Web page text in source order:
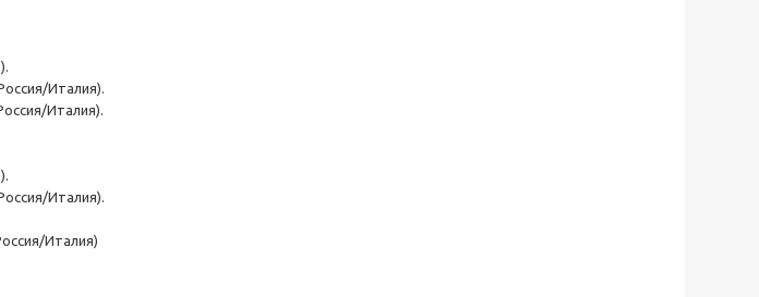
Италия).
Италия).
Италия).
Италия)